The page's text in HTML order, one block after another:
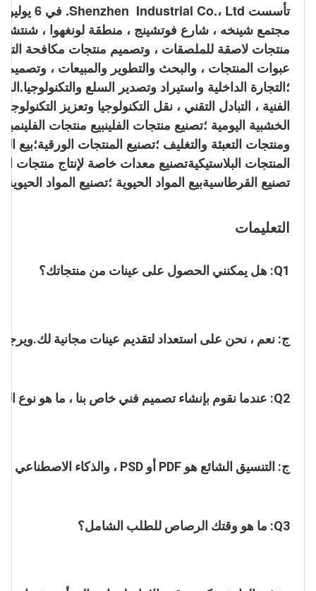
المنتجات البلاستيكيةتصنيع معدات خاصة لإنتاج منتجات
تصنيع القرطاسيةبيع المواد الحيوية ؛تصنيع المواد
التعليمات
Q1: هل يمكنني الحصول على عينات من منتجاتك؟
ج: نعم ، نحن على استعداد لتقديم عينات مجانية لك.ويرجى
Q2: عندما نقوم بإنشاء تصميم فني خاص بنا ، ما هو نوع التنسيق المتاح لك؟
ج: التنسيق الشائع هو PDF أو PSD ، والذكاء الاصطناعي مقبول أيضًا.
Q3: ما هو وقتك الرصاص للطلب الشامل؟